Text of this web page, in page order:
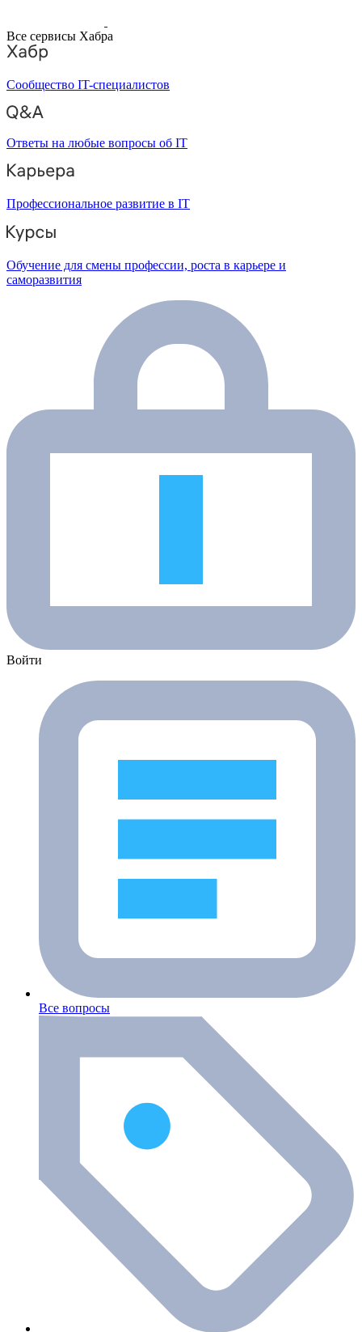
Все сервисы Хабра
Сообщество IT-специалистов
Ответы на любые вопросы об IT
Профессиональное развитие в IT
Обучение для смены профессии, роста в карьере и
саморазвития
Войти
Все вопросы